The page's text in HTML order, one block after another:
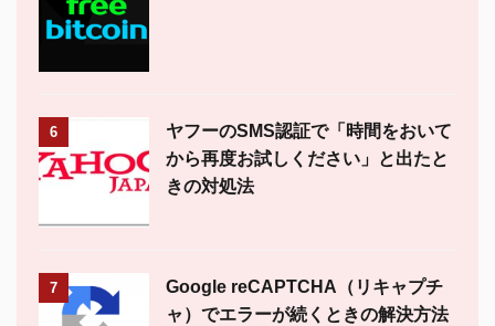
6
ヤフーのSMS認証で「時間をおいて
から再度お試しください」と出たと
きの対処法
7
Google reCAPTCHA（リキャプチ
ャ）でエラーが続くときの解決方法